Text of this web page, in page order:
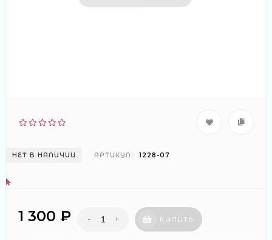
НЕТ В НАЛИЧИИ АРТИКУЛ: 1228-07
1 300 ₽ - + КУПИТЬ